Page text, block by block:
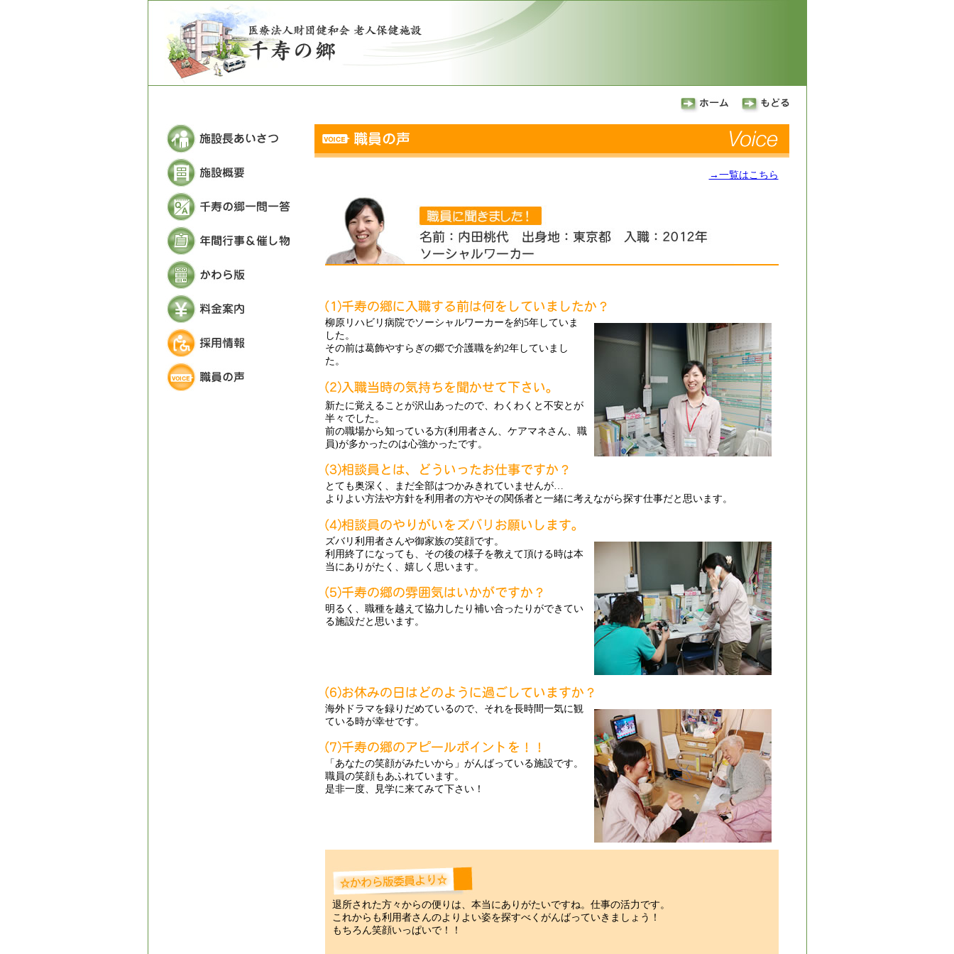
→一覧はこちら
柳原リハビリ病院でソーシャルワーカーを約5年していま
した。
その前は葛飾やすらぎの郷で介護職を約2年していまし
た。
新たに覚えることが沢山あったので、わくわくと不安とが
半々でした。
前の職場から知っている方(利用者さん、ケアマネさん、職
員)が多かったのは心強かったです。
とても奥深く、まだ全部はつかみきれていませんが…
よりよい方法や方針を利用者の方やその関係者と一緒に考えながら探す仕事だと思います。
ズバリ利用者さんや御家族の笑顔です。
利用終了になっても、その後の様子を教えて頂ける時は本
当にありがたく、嬉しく思います。
明るく、職種を越えて協力したり補い合ったりができてい
る施設だと思います。
海外ドラマを録りだめているので、それを長時間一気に観
ている時が幸せです。
「あなたの笑顔がみたいから」がんばっている施設です。
職員の笑顔もあふれています。
是非一度、見学に来てみて下さい！
退所された方々からの便りは、本当にありがたいですね。仕事の活力です。
これからも利用者さんのよりよい姿を探すべくがんばっていきましょう！
もちろん笑顔いっぱいで！！